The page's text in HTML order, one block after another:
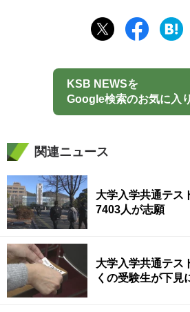
KSB NEWSを
Google検索のお気に入
関連ニュース
大学入学共通テ
7403人が志願
大学入学共通テ
くの受験生が下